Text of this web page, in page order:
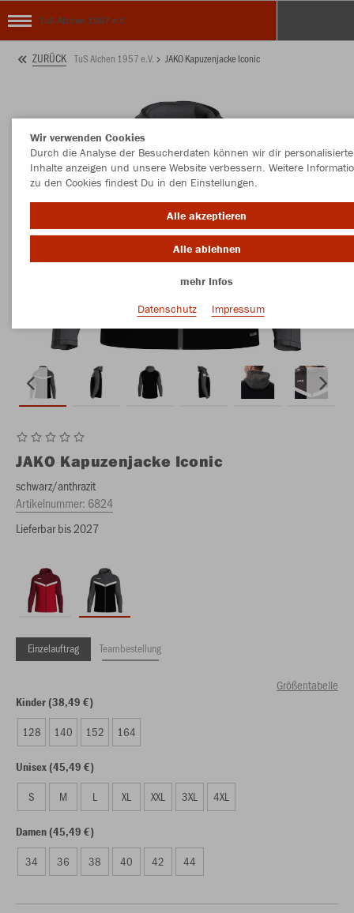
TuS Alchen 1957 e.V.
ZURÜCK TuS Alchen 1957 e.V. JAKO Kapuzenjacke Iconic
JAKO Kapuzenjacke Iconic
schwarz/anthrazit
Artikelnummer: 6824
Lieferbar bis 2027
Einzelauftrag Teambestellung
Größentabelle
Kinder (38,49 €)
128 140 152 164
Unisex (45,49 €)
S M L XL XXL 3XL 4XL
Damen (45,49 €)
34 36 38 40 42 44
Wir verwenden Cookies
Durch die Analyse der Besucherdaten können wir dir personalisierte
Inhalte anzeigen und unsere Website verbessern. Weitere
zu den Cookies findest Du in den Einstellungen.
Alle akzeptieren
Alle ablehnen
mehr Infos
Datenschutz
Impressum